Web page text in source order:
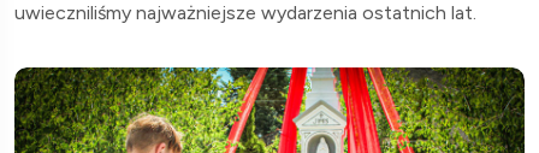
uwieczniliśmy najważniejsze wydarzenia ostatnich lat.